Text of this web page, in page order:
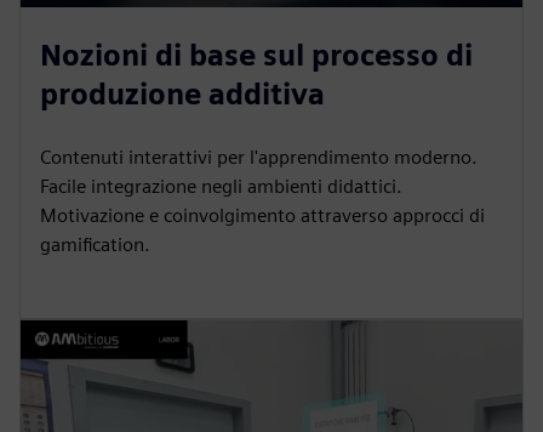
Nozioni di base sul processo di
produzione additiva
Contenuti interattivi per l'apprendimento moderno.
Facile integrazione negli ambienti didattici.
Motivazione e coinvolgimento attraverso approcci di
gamification.